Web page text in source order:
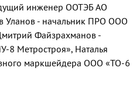
инженер ООТЭБ АО
Уланов - начальник ПРО ООО
Файзрахманов -
8 Метростроя», Наталья
маркшейдера ООО «ТО-6